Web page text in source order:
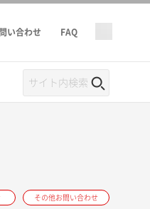
い合わせ FAQ
その他お問い合わせ